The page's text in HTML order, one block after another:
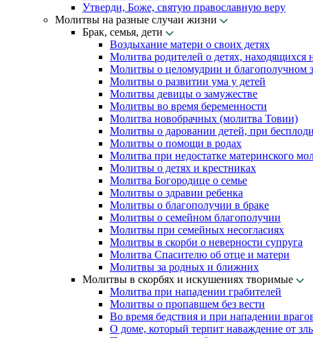
Утверди, Боже, святую православную веру
Молитвы на разные случаи жизни
Брак, семья, дети
Воздыхание матери о своих детях
Молитва родителей о детях, находящихся
Молитвы о целомудрии и благополучном
Молитвы о развитии ума у детей
Молитвы девицы о замужестве
Молитвы во время беременности
Молитва новобрачных (молитва Товии)
Молитвы о даровании детей, при
Молитвы о помощи в родах
Молитва при недостатке материнского
Молитвы о детях и крестниках
Молитва Богородице о семье
Молитвы о здравии ребенка
Молитвы о благополучии в браке
Молитвы о семейном благополучии
Молитвы при семейных несогласиях
Молитвы в скорби о неверности супруга
Молитва Спасителю об отце и матери
Молитвы за родных и ближних
Молитвы в скорбях и искушениях творимые
Молитва при нападении грабителей
Молитвы о пропавшем без вести
Во время бедствия и при нападении
О доме, который терпит наваждение от